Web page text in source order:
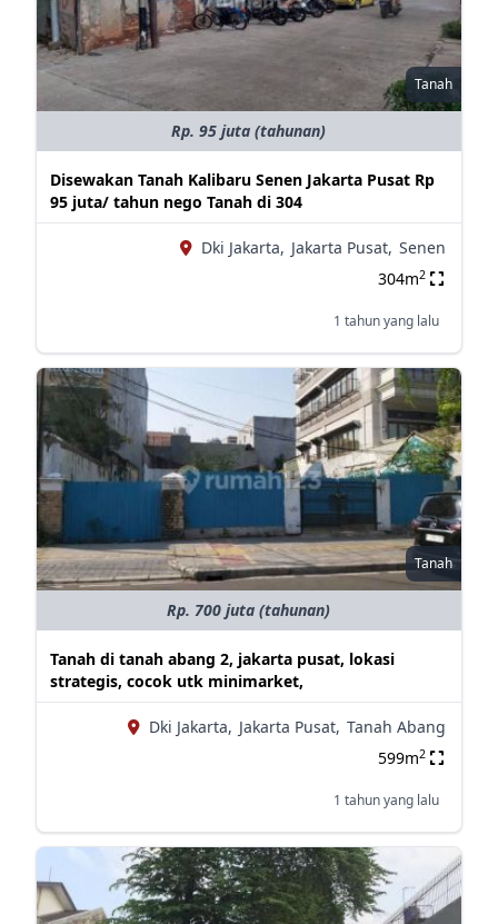
Tanah
Rp. 95 juta (tahunan)
Disewakan Tanah Kalibaru Senen Jakarta Pusat Rp
95 juta/ tahun nego Tanah di 304
Dki Jakarta, Jakarta Pusat, Senen
304m2
1 tahun yang lalu
Tanah
Rp. 700 juta (tahunan)
Tanah di tanah abang 2, jakarta pusat, lokasi
strategis, cocok utk minimarket,
Dki Jakarta, Jakarta Pusat, Tanah Abang
599m2
1 tahun yang lalu